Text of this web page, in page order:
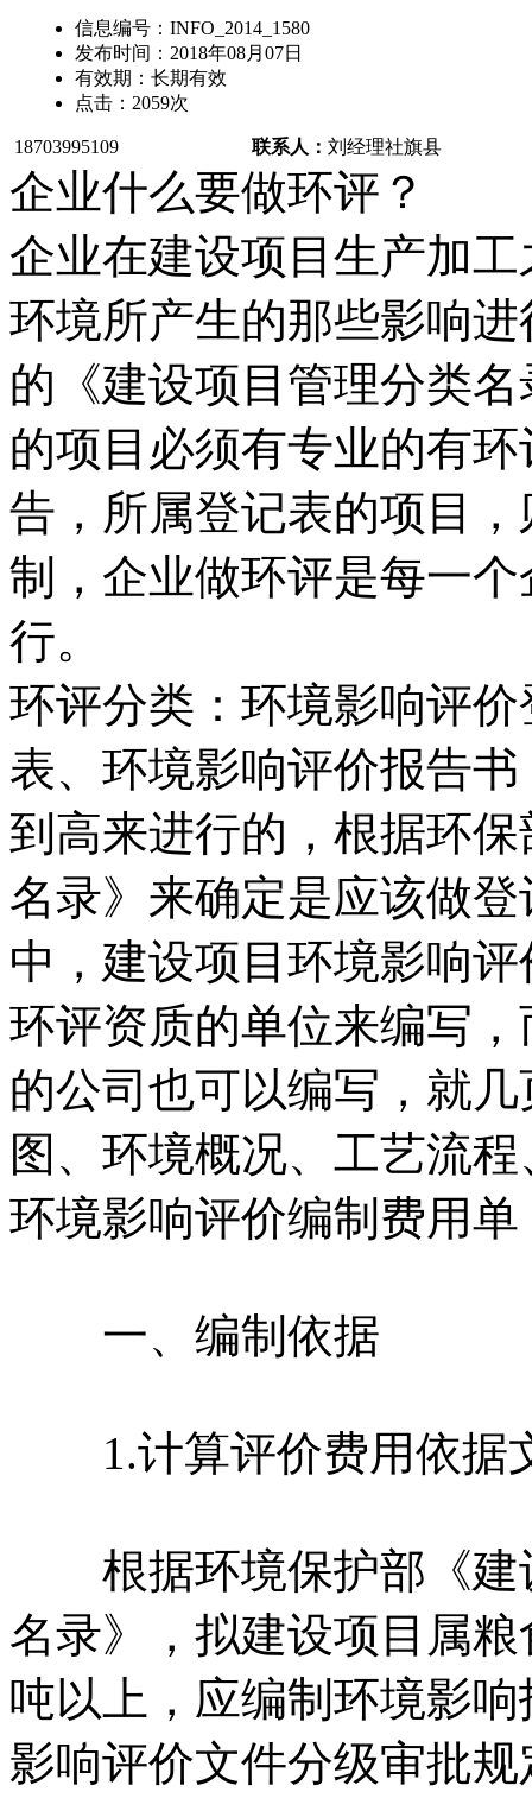
信息编号： INFO_2014_1580
发布时间： 2018年08月07日
有效期： 长期有效
点击： 2059次
18703995109 联系人： 刘经理社旗县
企业什么要做环评？
企业在建设项目生产加
环境所产生的那些影响
的《建设项目管理分类
的项目必须有专业的有
告，所属登记表的项目
制，企业做环评是每一
行。
环评分类：环境影响评
表、环境影响评价报告
到高来进行的，根据环
名录》来确定是应该做
中，建设项目环境影响
环评资质的单位来编写
的公司也可以编写，就
图、环境概况、工艺流
环境影响评价编制费用单
一、编制依据
1.计算评价费用依据
根据环境保护部《建
名录》，拟建设项目属
吨以上，应编制环境影
影响评价文件分级审批